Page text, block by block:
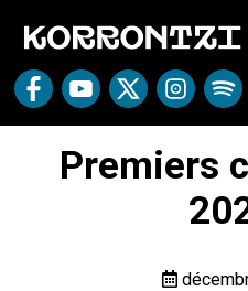
Premiers